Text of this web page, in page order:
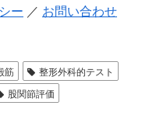
ー ／ お問い合わせ
筋
整形外科的テスト
股関節評価